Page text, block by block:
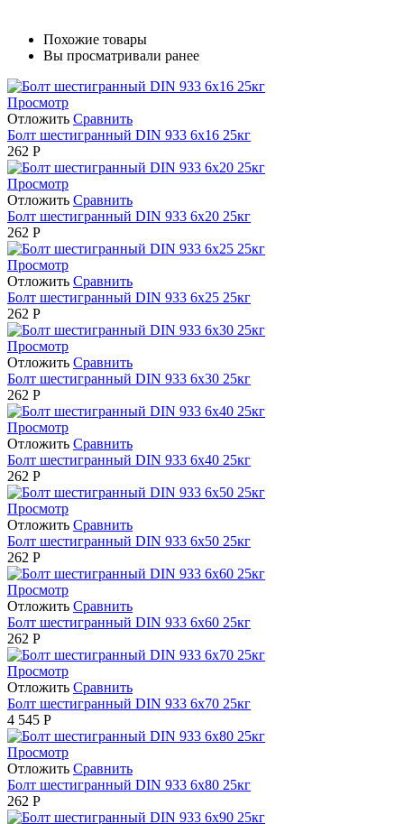
Похожие товары
Вы просматривали ранее
Просмотр
Отложить Сравнить
Болт шестигранный DIN 933 6х16 25кг
262 Р
Просмотр
Отложить Сравнить
Болт шестигранный DIN 933 6х20 25кг
262 Р
Просмотр
Отложить Сравнить
Болт шестигранный DIN 933 6х25 25кг
262 Р
Просмотр
Отложить Сравнить
Болт шестигранный DIN 933 6х30 25кг
262 Р
Просмотр
Отложить Сравнить
Болт шестигранный DIN 933 6х40 25кг
262 Р
Просмотр
Отложить Сравнить
Болт шестигранный DIN 933 6х50 25кг
262 Р
Просмотр
Отложить Сравнить
Болт шестигранный DIN 933 6х60 25кг
262 Р
Просмотр
Отложить Сравнить
Болт шестигранный DIN 933 6х70 25кг
4 545 Р
Просмотр
Отложить Сравнить
Болт шестигранный DIN 933 6х80 25кг
262 Р